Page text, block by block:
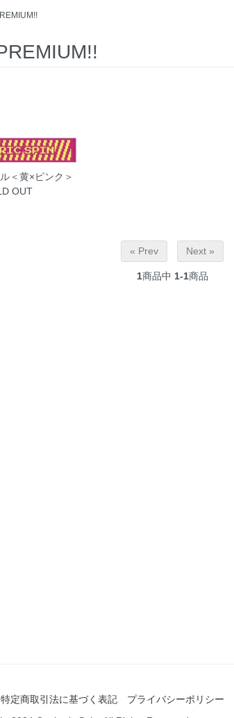
＜黄×ピンク＞
OUT
« Prev Next »
1商品中 1-1商品
特定商取引法に基づく表記 プライバシーポリシー